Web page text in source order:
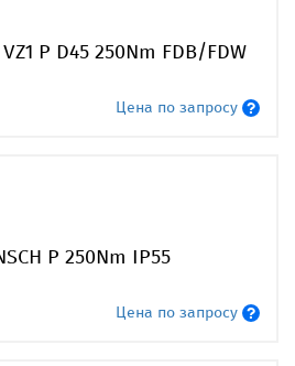
P D45 250Nm FDB/FDW
Цена по запросу
P 250Nm IP55
Цена по запросу